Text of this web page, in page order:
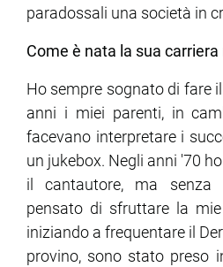
paradossali una società in
Come è nata la sua
Ho sempre sognato di fare
anni i miei parenti, in
facevano interpretare i
un jukebox. Negli anni '70
il cantautore, ma senza
pensato di sfruttare la
iniziando a frequentare il
provino, sono stato preso